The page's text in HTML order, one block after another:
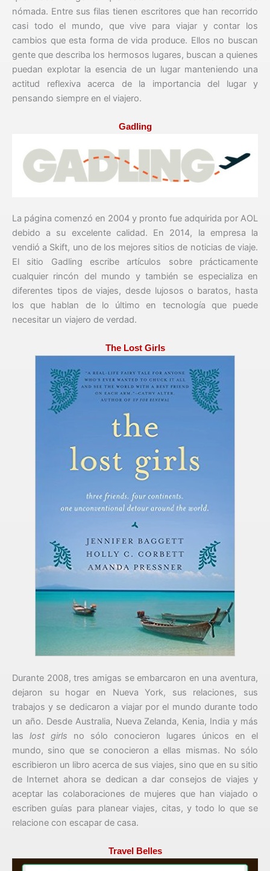
nómada. Entre sus filas tienen escritores que han recorrido
casi todo el mundo, que vive para viajar y contar los
cambios que esta forma de vida produce. Ellos no buscan
gente que describa los hermosos lugares, buscan a quienes
puedan explotar la esencia de un lugar manteniendo una
actitud reflexiva acerca de la importancia del lugar y
pensando siempre en el viajero.
Gadling
La página comenzó en 2004 y pronto fue adquirida por AOL
debido a su excelente calidad. En 2014, la empresa la
vendió a Skift, uno de los mejores sitios de noticias de viaje.
El sitio Gadling escribe artículos sobre prácticamente
cualquier rincón del mundo y también se especializa en
diferentes tipos de viajes, desde lujosos o baratos, hasta
los que hablan de lo último en tecnología que puede
necesitar un viajero de verdad.
The Lost Girls
Durante 2008, tres amigas se embarcaron en una aventura,
dejaron su hogar en Nueva York, sus relaciones, sus
trabajos y se dedicaron a viajar por el mundo durante todo
un año. Desde Australia, Nueva Zelanda, Kenia, India y más
las lost girls no sólo conocieron lugares únicos en el
mundo, sino que se conocieron a ellas mismas. No sólo
escribieron un libro acerca de sus viajes, sino que en su sitio
de Internet ahora se dedican a dar consejos de viajes y
aceptar las colaboraciones de mujeres que han viajado o
escriben guías para planear viajes, citas, y todo lo que se
relacione con escapar de casa.
Travel Belles